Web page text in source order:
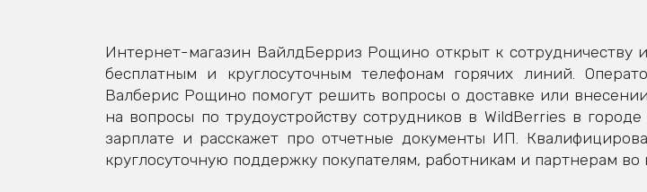
Интернет-магазин ВайлдБерриз Рощино открыт к сотрудничеству
бесплатным и круглосуточным телефонам горячих линий.
Валберис Рощино помогут решить вопросы о доставке или
на вопросы по трудоустройству сотрудников в WildBerries в
зарплате и расскажет про отчетные документы ИП.
круглосуточную поддержку покупателям, работникам и партнерам во